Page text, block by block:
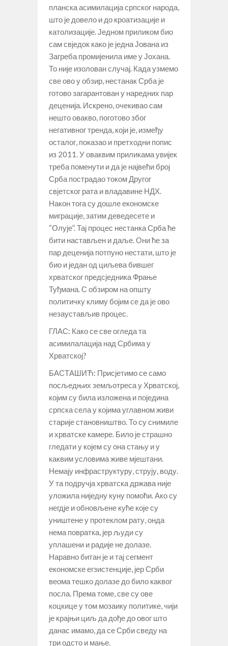
планска асимилација српског народа,
што је довело и до кроатизације и
католизације. Једном приликом био
сам свједок како је једна Јована из
Загреба промијенила име у Јохана.
То није изолован случај. Када узмемо
све ово у обзир, нестанак Срба је
готово загарантован у наредних пар
деценија. Искрено, очекивао сам
нешто овакво, поготово због
негативног тренда, који је, између
осталог, показао и претходни попис
из 2011. У оваквим приликама увијек
треба поменути и да је највећи број
Срба пострадао током Другог
свјетског рата и владавине НДХ.
Након тога су дошле економске
миграције, затим деведесете и
“Олује”. Тај процес нестанка Срба ће
бити настављен и даље. Они ће за
пар деценија потпуно нестати, што је
био и један од циљева бившег
хрватског предсједника Фрање
Туђмана. С обзиром на општу
политичку климу бојим се да је ово
незаустављив процес.
ГЛАС: Како се све огледа та
асимилалација над Србима у
Хрватској?
БАСТАШИЋ: Присјетимо се само
посљедњих земљотреса у Хрватској,
којим су била изложена и поједина
српска села у којима углавном живи
старије становништво. То су снимиле
и хрватске камере. Било је страшно
гледати у којем су она стању и у
каквим условима живе мјештани.
Немају инфраструктуру, струју, воду.
У та подручја хрватска држава није
уложила ниједну куну помоћи. Ако су
негдје и обновљене куће које су
уништене у протеклом рату, онда
нема повратка, јер људи су
уплашени и радије не долазе.
Наравно битан је и тај сегмент
економске егзистенције, јер Срби
веома тешко долазе до било каквог
посла. Према томе, све су ове
коцкице у том мозаику политике, чији
је крајњи циљ да дође до овог што
данас имамо, да се Срби сведу на
три одсто и мање.